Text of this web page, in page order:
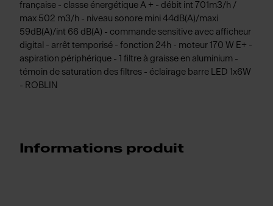
française - classe énergétique A + - débit int 701m3/h /
max 502 m3/h - niveau sonore mini 44dB(A)/maxi
59dB(A)/int 66 dB(A) - commande sensitive avec afficheur
digital - arrêt temporisé - fonction 24h - moteur 170 W E+ -
aspiration périphérique - 1 filtre à graisse en aluminium -
témoin de saturation des filtres - éclairage barre LED 1x6W
- ROBLIN
Informations produit